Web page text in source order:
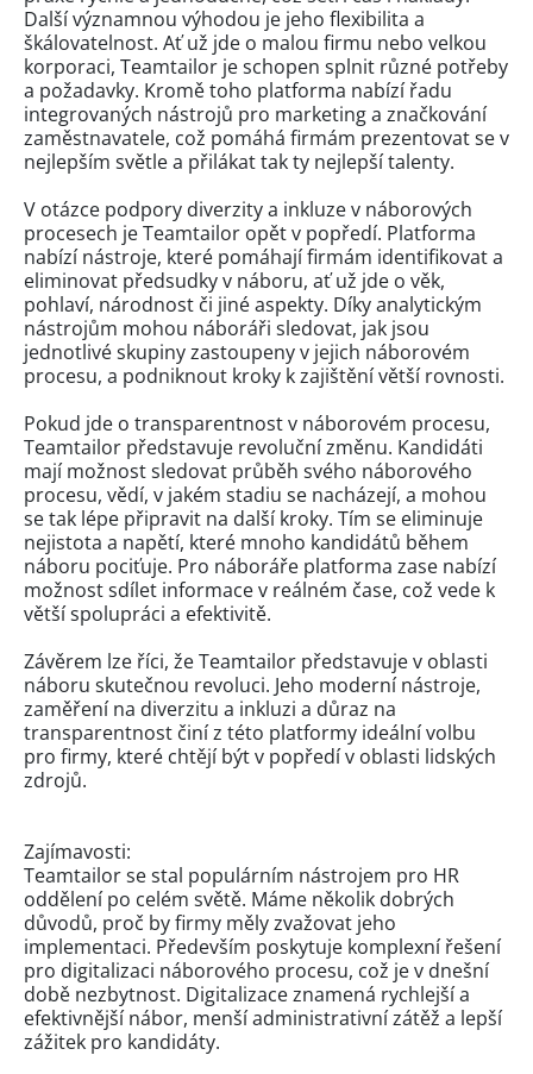
Další významnou výhodou je jeho flexibilita a
škálovatelnost. Ať už jde o malou firmu nebo velkou
korporaci, Teamtailor je schopen splnit různé potřeby
a požadavky. Kromě toho platforma nabízí řadu
integrovaných nástrojů pro marketing a značkování
zaměstnavatele, což pomáhá firmám prezentovat se v
nejlepším světle a přilákat tak ty nejlepší talenty.
V otázce podpory diverzity a inkluze v náborových
procesech je Teamtailor opět v popředí. Platforma
nabízí nástroje, které pomáhají firmám identifikovat a
eliminovat předsudky v náboru, ať už jde o věk,
pohlaví, národnost či jiné aspekty. Díky analytickým
nástrojům mohou náboráři sledovat, jak jsou
jednotlivé skupiny zastoupeny v jejich náborovém
procesu, a podniknout kroky k zajištění větší rovnosti.
Pokud jde o transparentnost v náborovém procesu,
Teamtailor představuje revoluční změnu. Kandidáti
mají možnost sledovat průběh svého náborového
procesu, vědí, v jakém stadiu se nacházejí, a mohou
se tak lépe připravit na další kroky. Tím se eliminuje
nejistota a napětí, které mnoho kandidátů během
náboru pociťuje. Pro náboráře platforma zase nabízí
možnost sdílet informace v reálném čase, což vede k
větší spolupráci a efektivitě.
Závěrem lze říci, že Teamtailor představuje v oblasti
náboru skutečnou revoluci. Jeho moderní nástroje,
zaměření na diverzitu a inkluzi a důraz na
transparentnost činí z této platformy ideální volbu
pro firmy, které chtějí být v popředí v oblasti lidských
zdrojů.
Zajímavosti:
Teamtailor se stal populárním nástrojem pro HR
oddělení po celém světě. Máme několik dobrých
důvodů, proč by firmy měly zvažovat jeho
implementaci. Především poskytuje komplexní řešení
pro digitalizaci náborového procesu, což je v dnešní
době nezbytnost. Digitalizace znamená rychlejší a
efektivnější nábor, menší administrativní zátěž a lepší
zážitek pro kandidáty.